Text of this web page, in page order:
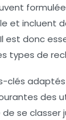
et incluent
est donc
types de
clés
des
se classer